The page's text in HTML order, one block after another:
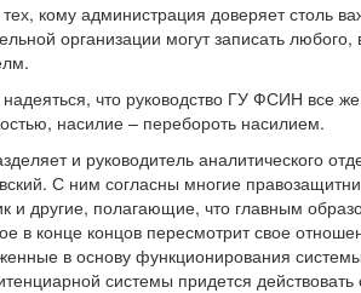
кому администрация доверяет столь
организации могут записать
надеяться, что руководство ГУ ФСИН все
насилие – перебороть насилием.
и руководитель аналитического
С ним согласны многие
и другие, полагающие, что главным
в конце концов пересмотрит свое
в основу функционирования
системы придется